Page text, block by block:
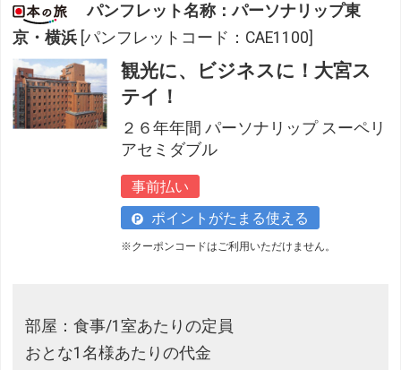
パンフレット名称：パーソナリップ東
京・横浜 [パンフレットコード：CAE1100]
観光に、ビジネスに！大宮ス
テイ！
２６年年間 パーソナリップ スーペリ
アセミダブル
事前払い
ポイントがたまる使える
※クーポンコードはご利用いただけません。
部屋：食事/1室あたりの定員
おとな1名様あたりの代金